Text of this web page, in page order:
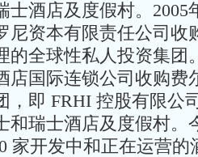
士酒店及度假村。2005
尼资本有限责任公司收
的全球性私人投资集团
店国际连锁公司收购费
，即 FRHI 控股有限公
和瑞士酒店及度假村。
家开发中和正在运营